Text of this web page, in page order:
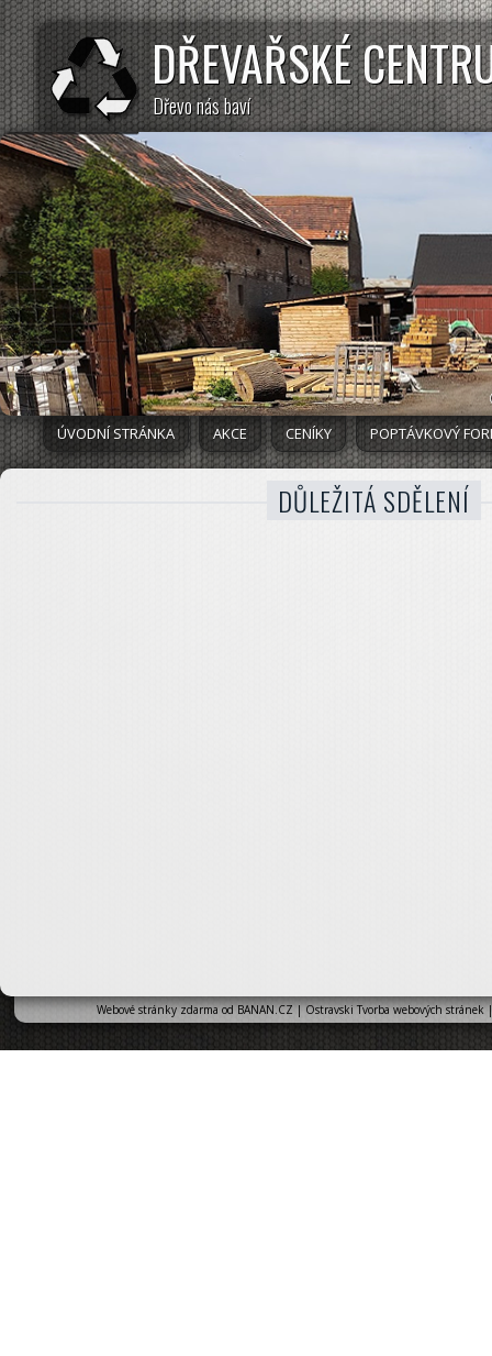
DŘEVAŘSKÉ
Dřevo nás baví
ÚVODNÍ STRÁNKA AKCE CENÍKY POPTÁVKOVÝ
DŮLEŽITÁ SDĚLENÍ
Webové stránky zdarmaodBANAN.CZ|Ostravski Tvorba webových stránek